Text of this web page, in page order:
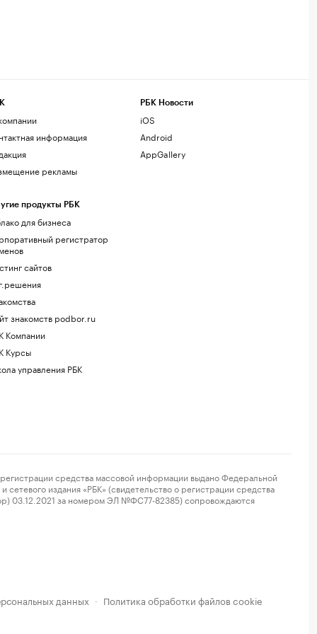
информация
рекламы
продукты РБК
для бизнеса
регистратор
сайтов
знакомств podbor.ru
Компании
Курсы
управления РБК
РБК Новости
iOS
Android
AppGallery
средства массовой информации выдано Федеральной
издания «РБК» (свидетельство о регистрации средства
03.12.2021 за номером ЭЛ №ФС77-82385) сопровождаются
данных · Политика обработки файлов cookie